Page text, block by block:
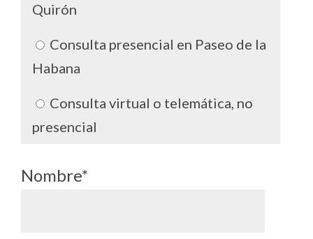
Quirón
Consulta presencial en Paseo de la
Habana
Consulta virtual o telemática, no
presencial
Nombre*